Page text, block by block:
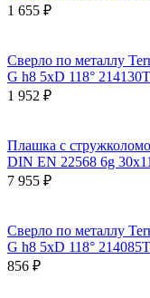
1 655 ₽
Сверло по металлу
G h8 5xD 118°
1 952 ₽
Плашка с
DIN EN 22568 6g
7 955 ₽
Сверло по металлу
G h8 5xD 118°
856 ₽